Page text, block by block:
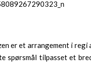
er et arrangement i regi
spørsmål tilpasset et